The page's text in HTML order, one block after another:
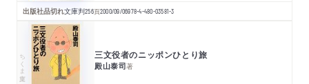
出版社品切れ文庫判256頁2000/09/06978-4-480-03581-3
ちくま文庫 三文役者のニッポンひとり旅
殿山泰司著